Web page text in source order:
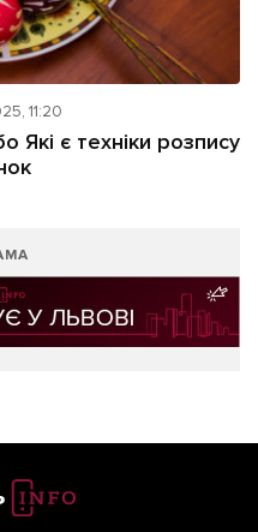
11:20
Які є техніки розпису